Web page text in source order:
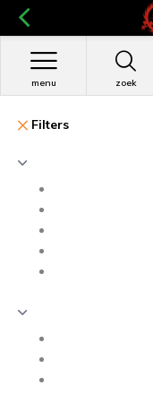
zoek
menu
Filters